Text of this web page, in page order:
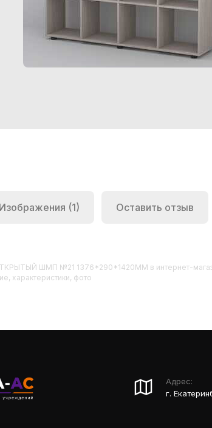
Изображения (1) Оставить отзыв
ШМП №21 1376*290*1420ММ в интернет-
характеристики, фото
Адрес:
г.